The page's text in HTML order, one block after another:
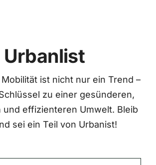
Urbanlist
ist nicht nur ein Trend –
zu einer gesünderen,
und effizienteren Umwelt. Bleib
sei ein Teil von Urbanist!